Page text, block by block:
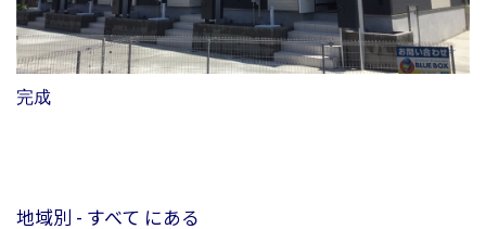
完成
地域別 - すべて にある